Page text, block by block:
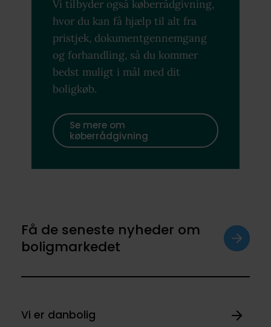
Vi tilbyder også køberrådgivning,
hvor du kan få hjælp til alt fra
pristjek, dokumentgennemgang
og forhandling, så du kommer
bedst muligt i mål med dit
boligkøb.
Se mere om
køberrådgivning
Få de seneste nyheder om
boligmarkedet
Vi er danbolig